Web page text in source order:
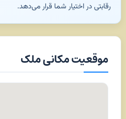
رقابتی در اختیار شما قرار می‌دهد.
موقعیت مکانی ملک